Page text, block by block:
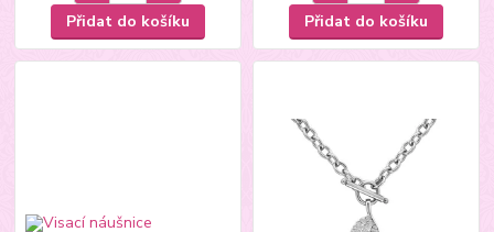
Přidat do košíku Přidat do košíku